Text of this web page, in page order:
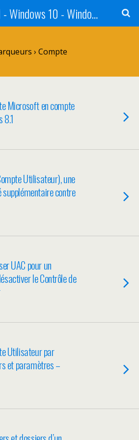
Windows 11 - Windows 10 - Windows 8 - Windows 7 - VISTA
› Compte
Microsoft en compte
8.1
Utilisateur), une
contre
UAC pour un
le Contrôle de
Utilisateur par
et paramètres –